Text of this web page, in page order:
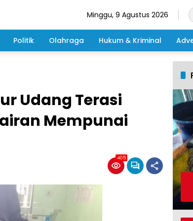
Minggu, 9 Agustus 2026
Politik Olahraga Hukum & Kriminal
Udang Terasi
Mempunai
405